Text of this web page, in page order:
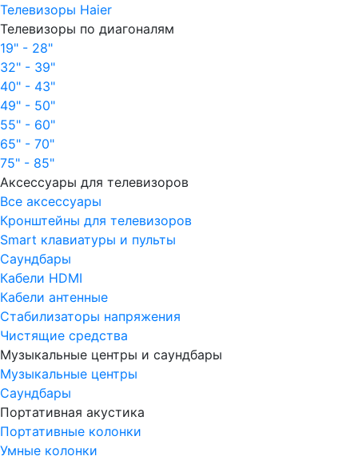
Телевизоры Haier
Телевизоры по диагоналям
19" - 28"
32" - 39"
40" - 43"
49" - 50"
55" - 60"
65" - 70"
75" - 85"
Аксессуары для телевизоров
Все аксессуары
Кронштейны для телевизоров
Smart клавиатуры и пульты
Саундбары
Кабели HDMI
Кабели антенные
Стабилизаторы напряжения
Чистящие средства
Музыкальные центры и саундбары
Музыкальные центры
Саундбары
Портативная акустика
Портативные колонки
Умные колонки